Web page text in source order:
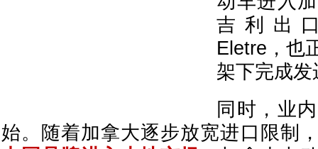
吉利出
Eletre，也
架下完成发
同时，业
始。随着加拿大逐步放宽进口限制